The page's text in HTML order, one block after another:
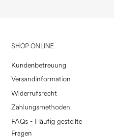
SHOP ONLINE
Kundenbetreuung
Versandinformation
Widerrufsrecht
Zahlungsmethoden
FAQs - Häufig gestellte
Fragen